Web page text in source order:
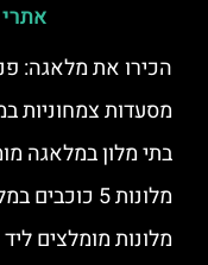
הכירו את מלאגה:
מסעדות צמחוניות
בתי מלון במלאגה
מלונות 5 כוכבים במלאגה
מלונות מומלצים